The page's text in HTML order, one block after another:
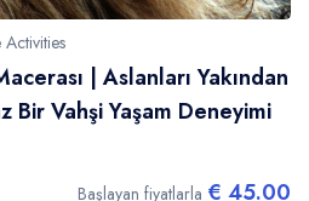
| Aslanları Yakından
Bir Vahşi Yaşam Deneyimi
Başlayan fiyatlarla € 45.00